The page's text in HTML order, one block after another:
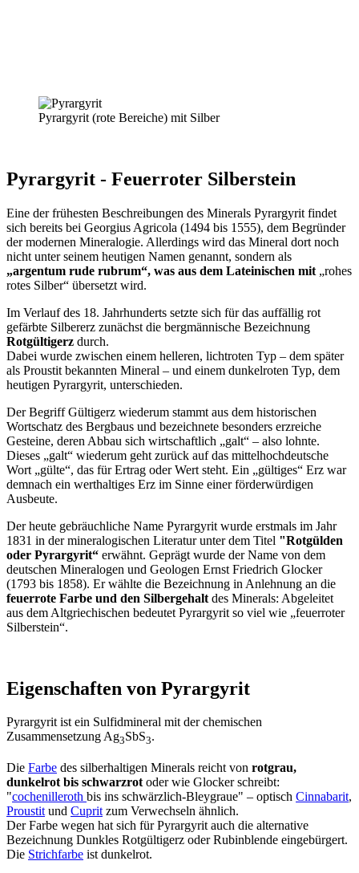
Pyrargyrit (rote Bereiche) mit Silber
Pyrargyrit - Feuerroter Silberstein
Eine der frühesten Beschreibungen des Minerals Pyrargyrit findet
sich bereits bei Georgius Agricola (1494 bis 1555), dem Begründer
der modernen Mineralogie. Allerdings wird das Mineral dort noch
nicht unter seinem heutigen Namen genannt, sondern als
„argentum rude rubrum“, was aus dem Lateinischen mit „rohes
rotes Silber“ übersetzt wird.
Im Verlauf des 18. Jahrhunderts setzte sich für das auffällig rot
gefärbte Silbererz zunächst die bergmännische Bezeichnung
Rotgültigerz durch.
Dabei wurde zwischen einem helleren, lichtroten Typ – dem später
als Proustit bekannten Mineral – und einem dunkelroten Typ, dem
heutigen Pyrargyrit, unterschieden.
Der Begriff Gültigerz wiederum stammt aus dem historischen
Wortschatz des Bergbaus und bezeichnete besonders erzreiche
Gesteine, deren Abbau sich wirtschaftlich „galt“ – also lohnte.
Dieses „galt“ wiederum geht zurück auf das mittelhochdeutsche
Wort „gülte“, das für Ertrag oder Wert steht. Ein „gültiges“ Erz war
demnach ein werthaltiges Erz im Sinne einer förderwürdigen
Ausbeute.
Der heute gebräuchliche Name Pyrargyrit wurde erstmals im Jahr
1831 in der mineralogischen Literatur unter dem Titel "Rotgülden
oder Pyrargyrit“ erwähnt. Geprägt wurde der Name von dem
deutschen Mineralogen und Geologen Ernst Friedrich Glocker
(1793 bis 1858). Er wählte die Bezeichnung in Anlehnung an die
feuerrote Farbe und den Silbergehalt des Minerals: Abgeleitet
aus dem Altgriechischen bedeutet Pyrargyrit so viel wie „feuerroter
Silberstein“.
Eigenschaften von Pyrargyrit
Pyrargyrit ist ein Sulfidmineral mit der chemischen
Zusammensetzung Ag3SbS3.
Die Farbe des silberhaltigen Minerals reicht von rotgrau,
dunkelrot bis schwarzrot oder wie Glocker schreibt:
"cochenilleroth bis ins schwärzlich-Bleygraue" – optisch Cinnabarit,
Proustit und Cuprit zum Verwechseln ähnlich.
Der Farbe wegen hat sich für Pyrargyrit auch die alternative
Bezeichnung Dunkles Rotgültigerz oder Rubinblende eingebürgert.
Die Strichfarbe ist dunkelrot.